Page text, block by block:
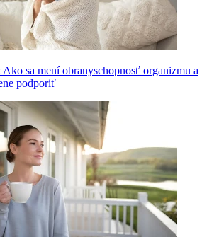
sa mení obranyschopnosť organizmu a
podporiť